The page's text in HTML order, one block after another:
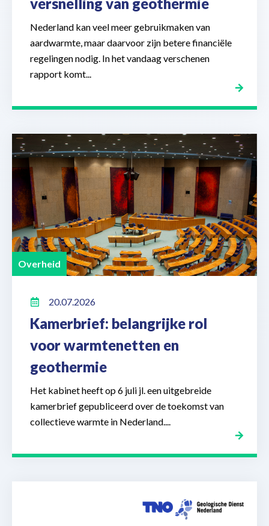
Nederland kan veel meer gebruikmaken van
aardwarmte, maar daarvoor zijn betere financiële
regelingen nodig. In het vandaag verschenen
rapport komt...
Overheid
20.07.2026
Kamerbrief: belangrijke rol
voor warmtenetten en
geothermie
Het kabinet heeft op 6 juli jl. een uitgebreide
kamerbrief gepubliceerd over de toekomst van
collectieve warmte in Nederland....